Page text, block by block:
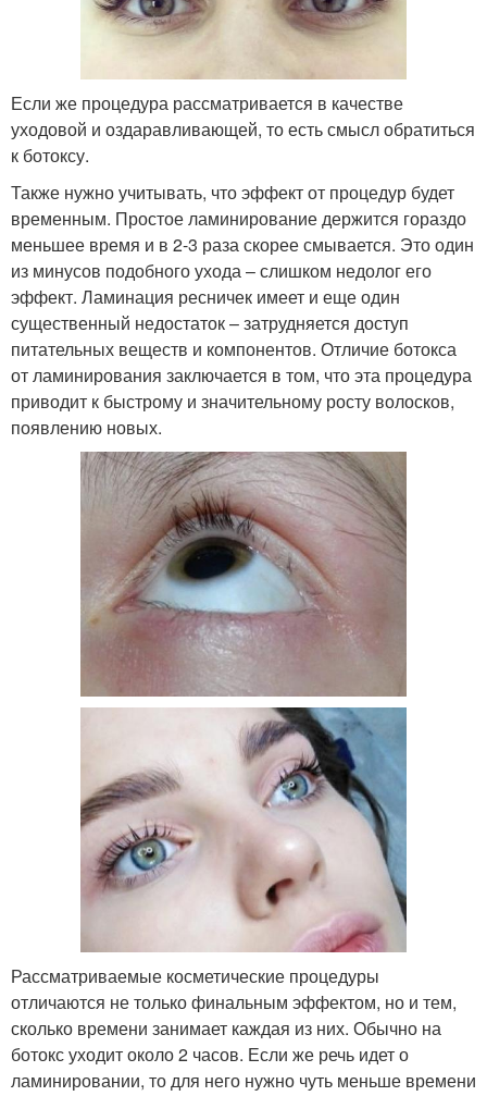
Если же процедура рассматривается в качестве
уходовой и оздаравливающей, то есть смысл обратиться
к ботоксу.
Также нужно учитывать, что эффект от процедур будет
временным. Простое ламинирование держится гораздо
меньшее время и в 2-3 раза скорее смывается. Это один
из минусов подобного ухода – слишком недолог его
эффект. Ламинация ресничек имеет и еще один
существенный недостаток – затрудняется доступ
питательных веществ и компонентов. Отличие ботокса
от ламинирования заключается в том, что эта процедура
приводит к быстрому и значительному росту волосков,
появлению новых.
Рассматриваемые косметические процедуры
отличаются не только финальным эффектом, но и тем,
сколько времени занимает каждая из них. Обычно на
ботокс уходит около 2 часов. Если же речь идет о
ламинировании, то для него нужно чуть меньше времени